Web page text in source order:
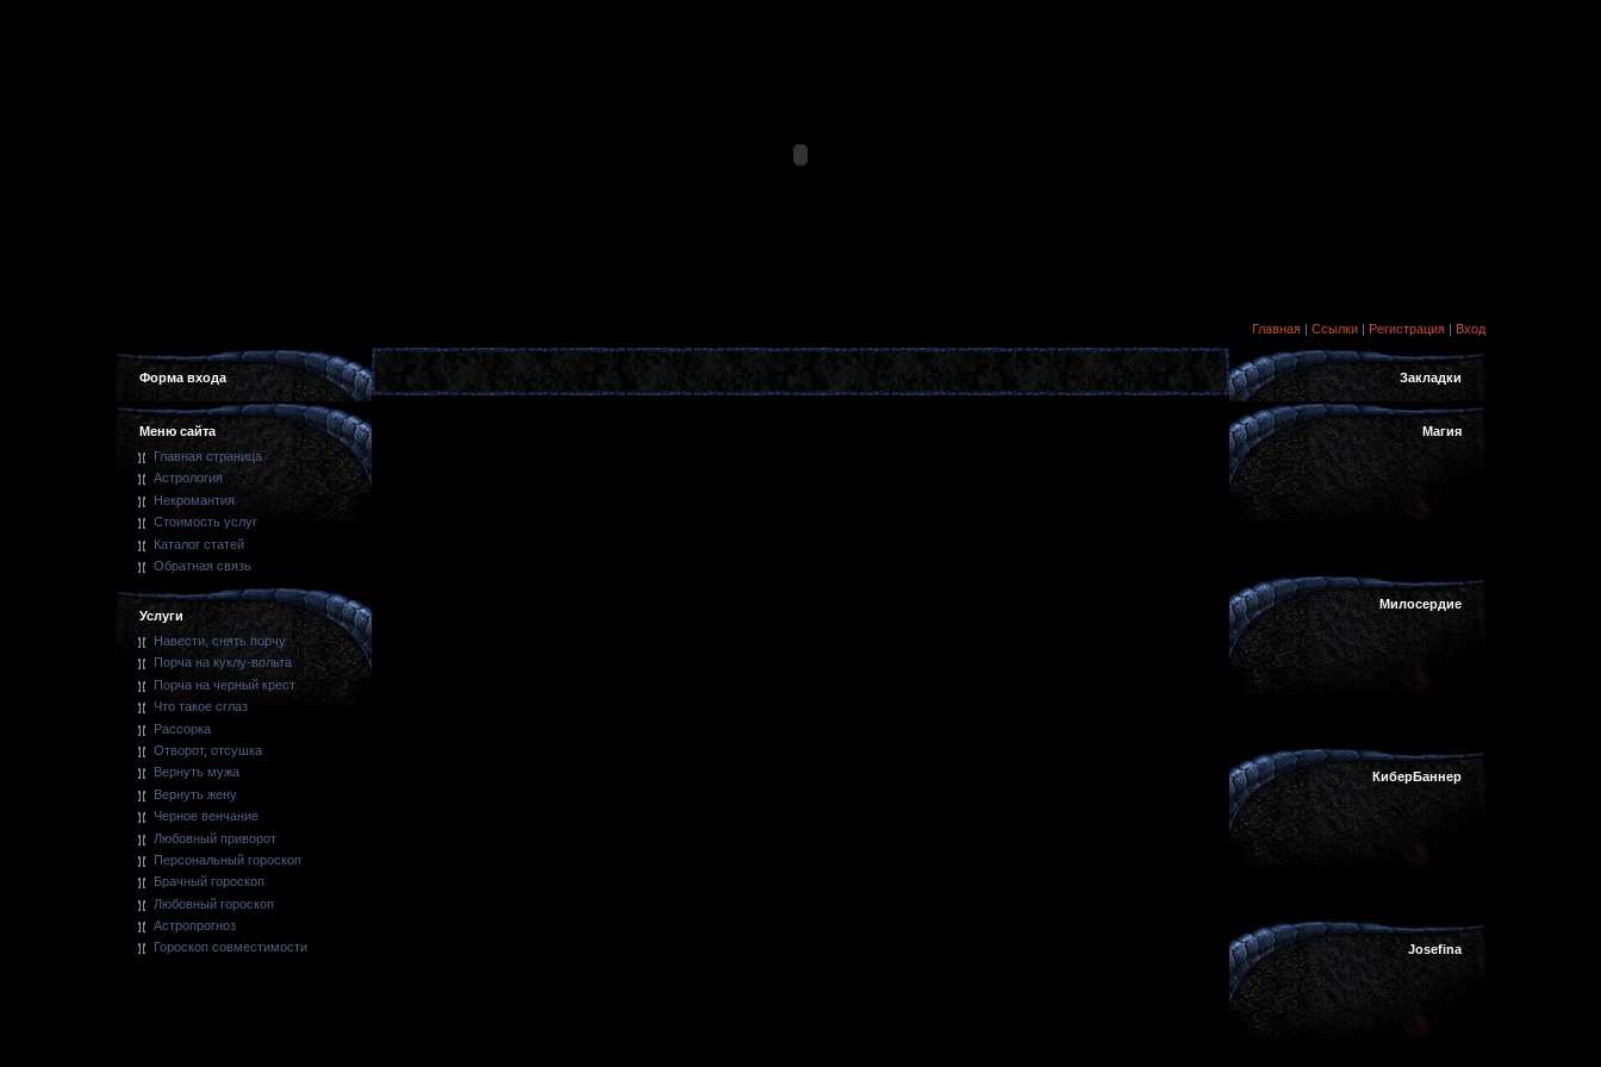
Главная | Ссылки | Регистрация | Вход
Форма входа
Меню сайта
Главная страница
Астрология
Некромантия
Стоимость услуг
Каталог статей
Обратная связь
Услуги
Навести, снять порчу
Порча на куклу-вольта
Порча на черный крест
Что такое сглаз
Рассорка
Отворот, отсушка
Вернуть мужа
Вернуть жену
Черное венчание
Любовный приворот
Персональный гороскоп
Брачный гороскоп
Любовный гороскоп
Астропрогноз
Гороскоп совместимости
Закладки
Магия
Милосердие
КиберБаннер
Josefina